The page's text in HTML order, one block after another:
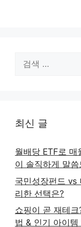
색:
최신 글
월배당 ETF로
이 솔직하게 말
국민성장펀드 vs
리한 선택은?
쇼핑이 곧 재테
법 & 인기 아이템